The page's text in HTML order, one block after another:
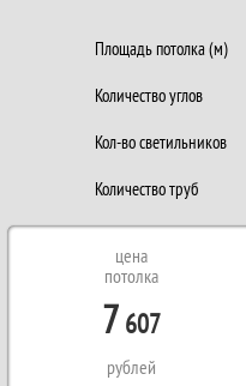
Площадь потолка (м)
Количество углов
Кол-во светильников
Количество труб
цена
потолка
7 607
рублей